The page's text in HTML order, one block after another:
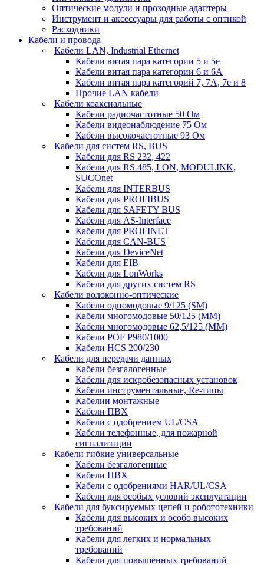
Оптические модули и проходные адаптеры
Инструмент и аксессуары для работы с оптикой
Расходники
Кабели и провода
Кабели LAN, Industrial Ethernet
Кабели витая пара категории 5 и 5е
Кабели витая пара категории 6 и 6A
Кабели витая пара категорий 7, 7А, 7е и 8
Прочие LAN кабели
Кабели коаксиальные
Кабели радиочастотные 50 Ом
Кабели видеонаблюдение 75 Ом
Кабели высокочастотные 93 Ом
Кабели для систем RS, BUS
Кабели для RS 232, 422
Кабели для RS 485, LON, MODULINK,
SUCOnet
Кабели для INTERBUS
Кабели для PROFIBUS
Кабели для SAFETY BUS
Кабели для AS-Interface
Кабели для PROFINET
Кабели для CAN-BUS
Кабели для DeviceNet
Кабели для EIB
Кабели для LonWorks
Кабели для других систем RS
Кабели волоконно-оптические
Кабели одномодовые 9/125 (SM)
Кабели многомодовые 50/125 (ММ)
Кабели многомодовые 62,5/125 (ММ)
Кабели POF P980/1000
Кабели HCS 200/230
Кабели для передачи данных
Кабели безгалогенные
Кабели для искробезопасных установок
Кабели инструментальные, Re-типы
Кабелии монтажные
Кабели ПВХ
Кабели с одобрением UL/CSA
Кабели телефонные, для пожарной
сигнализации
Кабели гибкие универсальные
Кабели безгалогенные
Кабели ПВХ
Кабели с одобрениями HAR/UL/CSA
Кабели для особых условий эксплуатации
Кабели для буксируемых цепей и робототехники
Кабели для высоких и особо высоких
требований
Кабели для легких и нормальных
требований
Кабели для повышенных требований